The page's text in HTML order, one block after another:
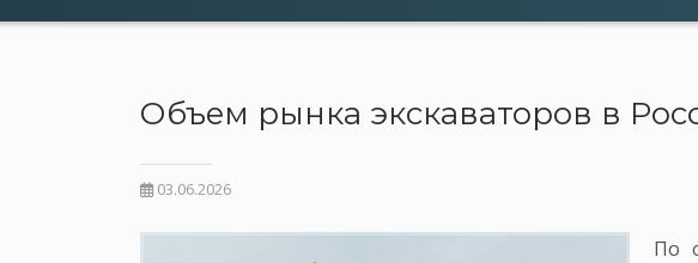
Объем рынка экскаваторов в
03.06.2026
По